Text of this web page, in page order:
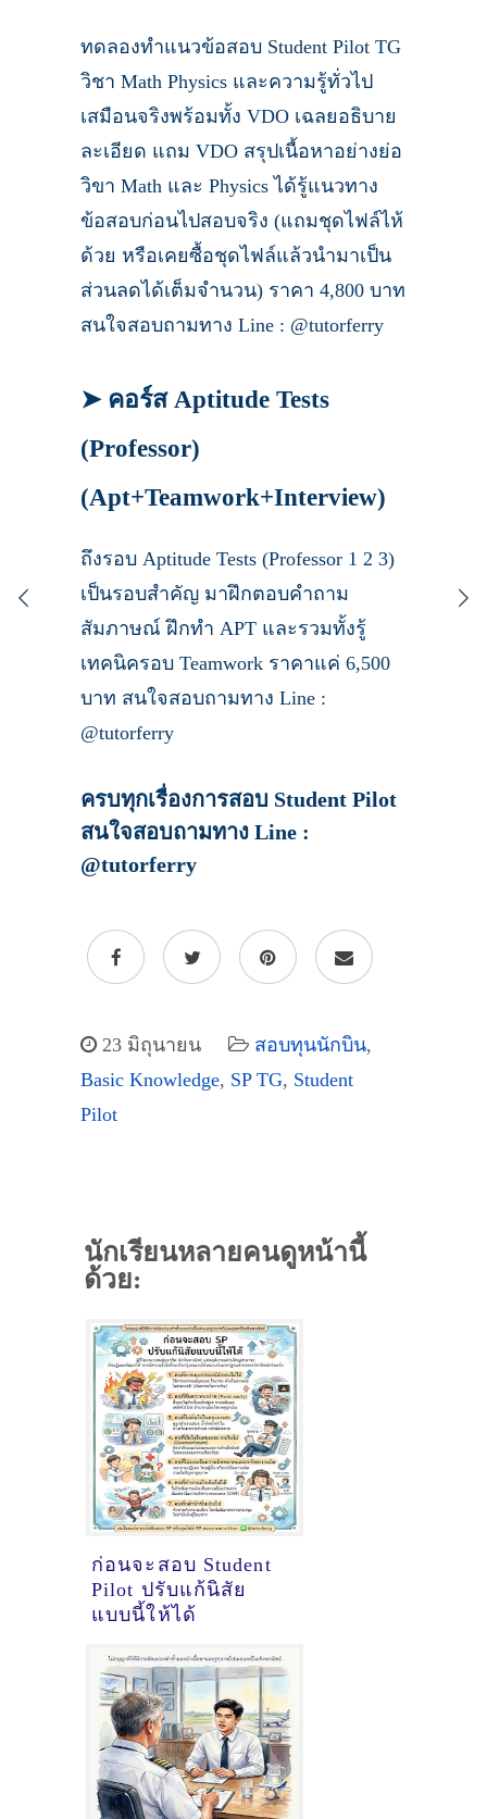
ทดลองทำแนวข้อสอบ Student Pilot TG
วิชา Math Physics และความรู้ทั่วไป
เสมือนจริงพร้อมทั้ง VDO เฉลยอธิบาย
ละเอียด แถม VDO สรุปเนื้อหาอย่างย่อ
วิขา Math และ Physics ได้รู้แนวทาง
ข้อสอบก่อนไปสอบจริง (แถมชุดไฟล์ไห้
ด้วย หรือเคยซื้อชุดไฟล์แล้วนำมาเป็น
ส่วนลดได้เต็มจำนวน) ราคา 4,800 บาท
สนใจสอบถามทาง Line : @tutorferry
➤ คอร์ส Aptitude Tests
(Professor)
(Apt+Teamwork+Interview)
ถึงรอบ Aptitude Tests (Professor 1 2 3)
เป็นรอบสำคัญ มาฝึกตอบคำถาม
สัมภาษณ์ ฝึกทำ APT และรวมทั้งรู้
เทคนิครอบ Teamwork ราคาแค่ 6,500
บาท สนใจสอบถามทาง Line :
@tutorferry
ครบทุกเรื่องการสอบ Student Pilot
สนใจสอบถามทาง Line :
@tutorferry
23 มิถุนายน สอบทุนนักบิน,
Basic Knowledge, SP TG, Student
Pilot
นักเรียนหลายคนดูหน้านี้
ด้วย:
ก่อนจะสอบ Student
Pilot ปรับแก้นิสัย
แบบนี้ให้ได้